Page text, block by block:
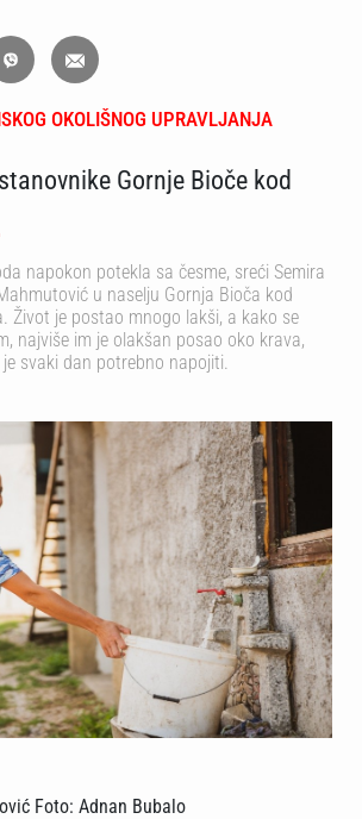
OKOLIŠNOG UPRAVLJANJA
Gornje Bioče kod
napokon potekla sa česme, sreći Semira
u naselju Gornja Bioča kod
Život je postao mnogo lakši, a kako se
najviše im je olakšan posao oko krava,
svaki dan potrebno napojiti.
Foto: Adnan Bubalo